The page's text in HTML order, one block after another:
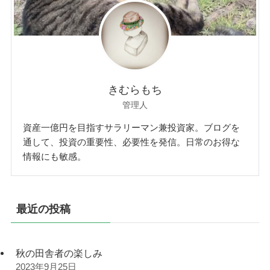
きむらもち
管理人
資産一億円を目指すサラリーマン兼投資家。ブログを
通して、投資の重要性、必要性を発信。日常のお得な
情報にも敏感。
最近の投稿
秋の田舎者の楽しみ
2023年9月25日